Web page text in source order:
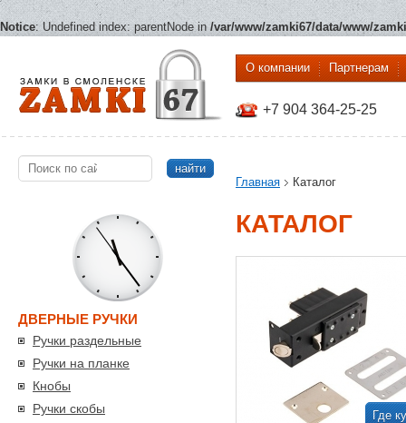
Notice: Undefined index: parentNode in/var/www/zamki67/data/www/
О компании Партнерам
+7 904 364-25-25
найти
ДВЕРНЫЕ РУЧКИ
Ручки раздельные
Ручки на планке
Кнобы
Ручки скобы
Главная Каталог
КАТАЛОГ
Где